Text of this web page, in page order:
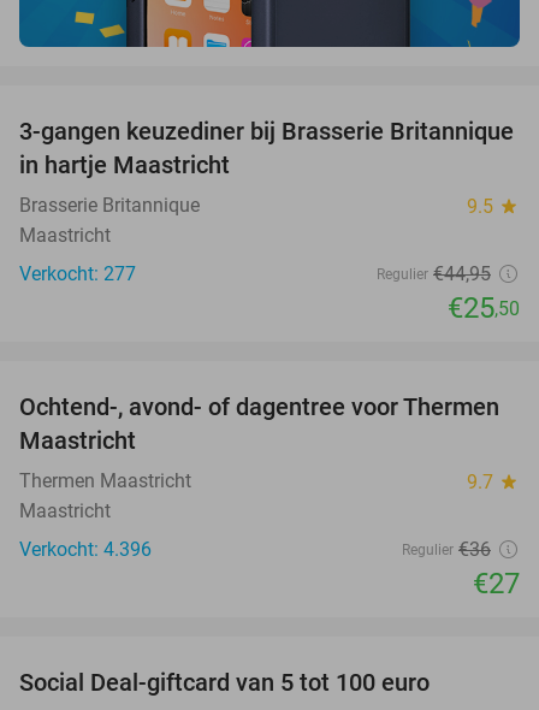
43%
3-gangen keuzediner bij Brasserie Britannique
in hartje Maastricht
Brasserie Britannique 9.5 star
Maastricht
Verkocht: 277
Regulier €44,95
€25,50
25%
Ochtend-, avond- of dagentree voor Thermen
Maastricht
Thermen Maastricht 9.7 star
Maastricht
Verkocht: 4.396
Regulier €36
€27
Social Deal-giftcard van 5 tot 100 euro